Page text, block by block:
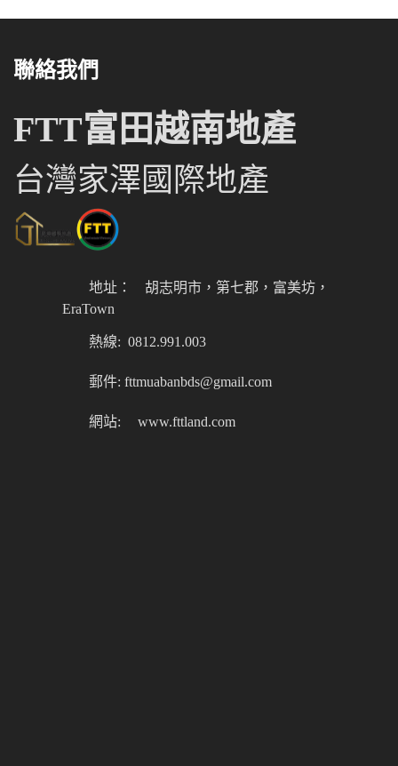
聯絡我們
FTT富田越南地產
台灣家澤國際地產
地址：
胡志明市，第七郡，富美坊，
EraTown
熱線: 0812.991.003
郵件: fttmuabanbds@gmail.com
網站: www.fttland.com